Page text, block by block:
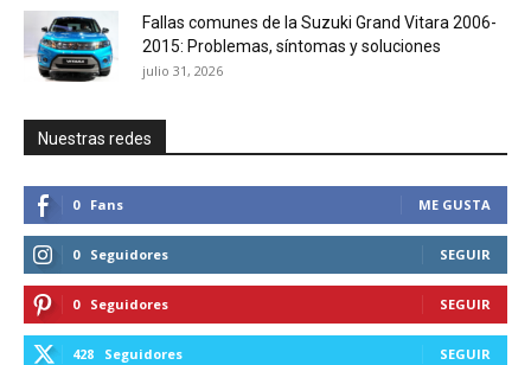
Fallas comunes de la Suzuki Grand Vitara 2006-
2015: Problemas, síntomas y soluciones
julio 31, 2026
Nuestras redes
0 Fans ME GUSTA
0 Seguidores SEGUIR
0 Seguidores SEGUIR
428 Seguidores SEGUIR